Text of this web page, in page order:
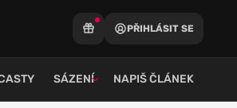
PŘIHLÁSIT SE
SÁZENÍ NAPIŠ ČLÁNEK